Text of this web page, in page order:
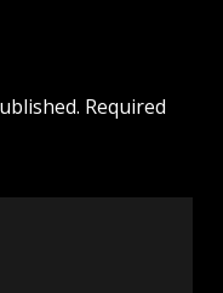
Required